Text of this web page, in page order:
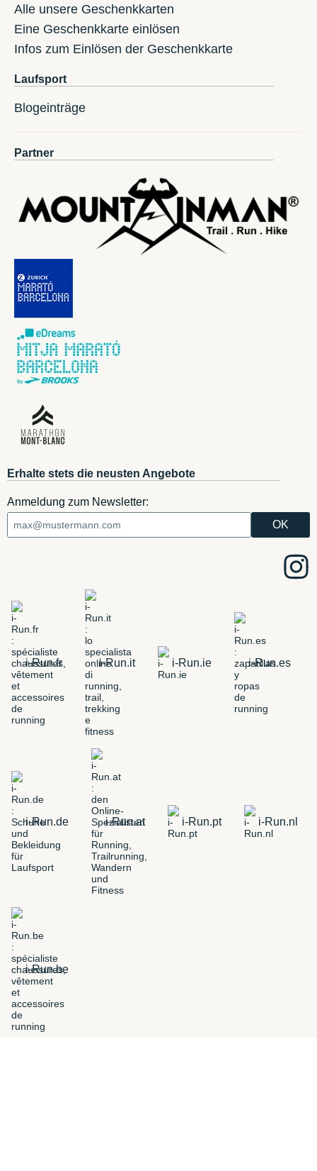
Alle unsere Geschenkkarten
Eine Geschenkkarte einlösen
Infos zum Einlösen der Geschenkkarte
Laufsport
Blogeinträge
Partner
Erhalte stets die neusten Angebote
Anmeldung zum Newsletter:
i-Run.fr i-Run.it i-Run.ie i-Run.es
i-Run.de i-Run.at i-Run.pt i-Run.nl
i-Run.be